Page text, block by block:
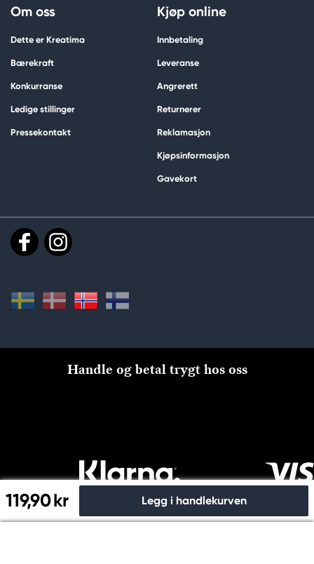
119,90 kr Legg i handlekurven
Om oss
Dette er Kreatima
Bærekraft
Konkurranse
Ledige stillinger
Pressekontakt
Kjøp online
Innbetaling
Leveranse
Angrerett
Returnerer
Reklamasjon
Kjøpsinformasjon
Gavekort
Handle og betal trygt hos oss